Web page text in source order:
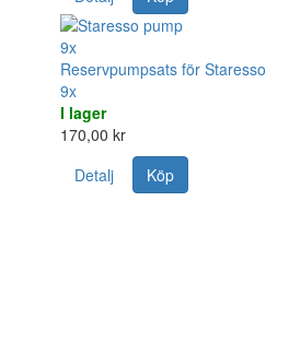
9x
Reservpumpsats för Staresso
9x
I lager
170,00 kr
Detalj
Köp